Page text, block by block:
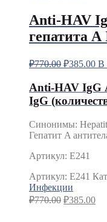
Anti-HAV
гепатита
₽770.00 ₽385.00 В
Anti-HAV IgG
IgG
Синонимы:
Гепатит A
Артикул: E241
Артикул: E241
Инфекции
₽770.00 ₽385.00